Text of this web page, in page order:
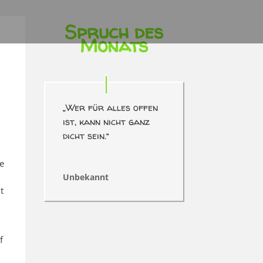
Spruch des
Monats
„Wer für alles offen
ist, kann nicht ganz
dicht sein.“
Unbekannt